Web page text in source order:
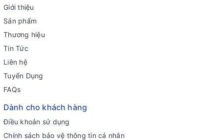
Giới thiệu
Sản phẩm
Thương hiệu
Tin Tức
Liên hệ
Tuyển Dụng
FAQs
Dành cho khách hàng
Điều khoản sử dụng
Chính sách bảo vệ thông tin cá nhân